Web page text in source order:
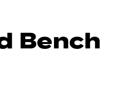
Bench